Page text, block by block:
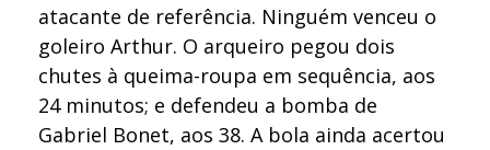
atacante de referência. Ninguém venceu o
goleiro Arthur. O arqueiro pegou dois
chutes à queima-roupa em sequência, aos
24 minutos; e defendeu a bomba de
Gabriel Bonet, aos 38. A bola ainda acertou